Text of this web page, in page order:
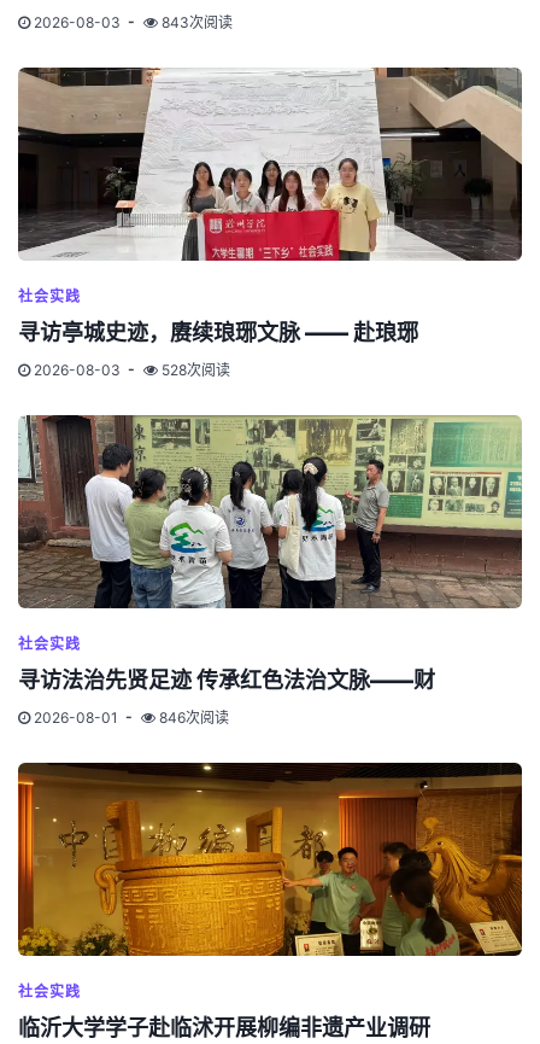
2026-08-03 843次阅读
社会实践
寻访亭城史迹，赓续琅琊文脉 —— 赴琅琊
2026-08-03 528次阅读
社会实践
寻访法治先贤足迹 传承红色法治文脉——财
2026-08-01 846次阅读
社会实践
临沂大学学子赴临沭开展柳编非遗产业调研